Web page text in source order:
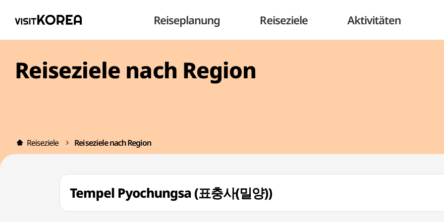
Reiseplanung Reiseziele Aktivitäten
Reiseziele nach Region
Reiseziele Reiseziele nach Region
Tempel Pyochungsa (표충사(밀양))